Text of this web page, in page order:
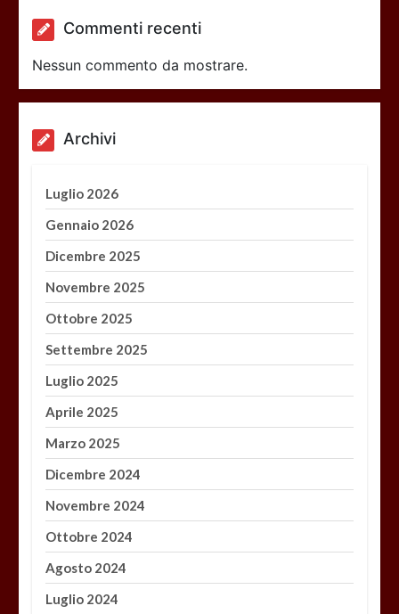
Commenti recenti
Nessun commento da mostrare.
Archivi
Luglio 2026
Gennaio 2026
Dicembre 2025
Novembre 2025
Ottobre 2025
Settembre 2025
Luglio 2025
Aprile 2025
Marzo 2025
Dicembre 2024
Novembre 2024
Ottobre 2024
Agosto 2024
Luglio 2024